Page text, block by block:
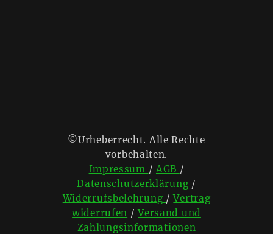
©Urheberrecht. Alle Rechte
vorbehalten.
Impressum / AGB /
Datenschutzerklärung /
Widerrufsbelehrung /Vertrag
widerrufen /Versand und
Zahlungsinformationen